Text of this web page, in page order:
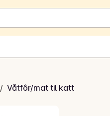
/ Våtfôr/mat til katt